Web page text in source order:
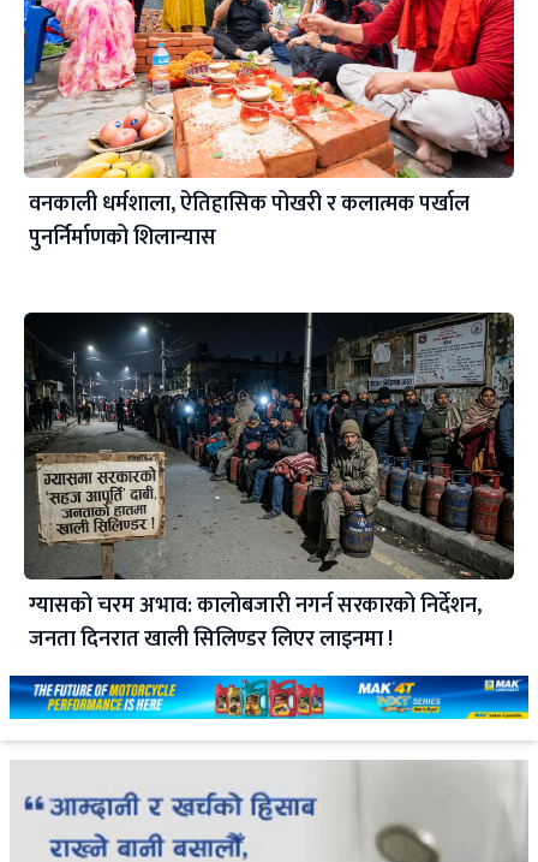
वनकाली धर्मशाला, ऐतिहासिक पोखरी र कलात्मक पर्खाल
पुनर्निर्माणको शिलान्यास
ग्यासको चरम अभाव: कालोबजारी नगर्न सरकारको निर्देशन,
जनता दिनरात खाली सिलिण्डर लिएर लाइनमा !